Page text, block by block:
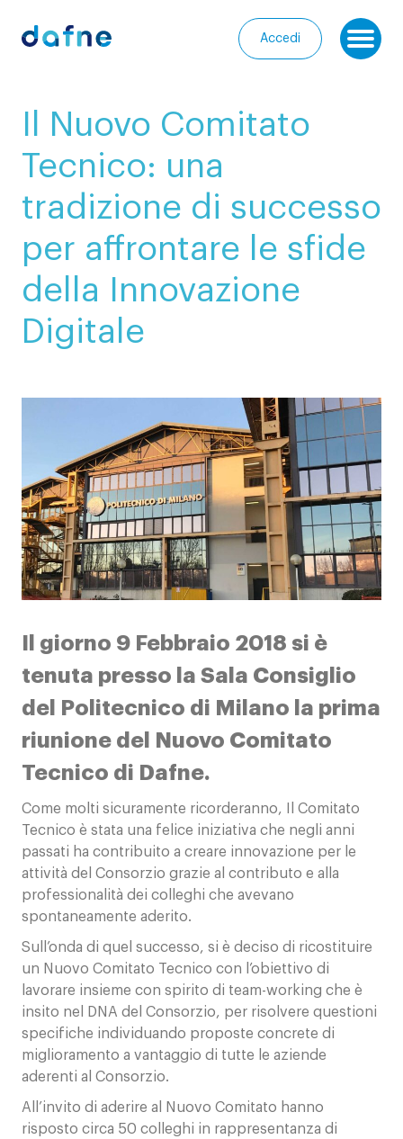
Consorzio Dafne Accedi
Chi
siamo
Entra
nella
Community
Media
nostri
progetti
I
nostri
servizi
Le
nostre
iniziative
Il Nuovo Comitato
Tecnico: una
tradizione di successo
per affrontare le sfide
della Innovazione
Digitale
Il giorno 9 Febbraio 2018 si è
tenuta presso la Sala Consiglio
del Politecnico di Milano la prima
riunione del Nuovo Comitato
Tecnico di Dafne.
Come molti sicuramente ricorderanno, Il Comitato
Tecnico è stata una felice iniziativa che negli anni
passati ha contribuito a creare innovazione per le
attività del Consorzio grazie al contributo e alla
professionalità dei colleghi che avevano
spontaneamente aderito.
Sull’onda di quel successo, si è deciso di ricostituire
un Nuovo Comitato Tecnico con l’obiettivo di
lavorare insieme con spirito di team-working che è
insito nel DNA del Consorzio, per risolvere questioni
specifiche individuando proposte concrete di
miglioramento a vantaggio di tutte le aziende
aderenti al Consorzio.
All’invito di aderire al Nuovo Comitato hanno
risposto circa 50 colleghi in rappresentanza di